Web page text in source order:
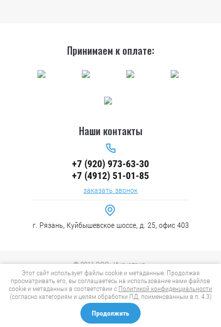
Принимаем к оплате:
Наши контакты
+7 (920) 973-63-30
+7 (4912) 51-01-85
заказать звонок
г. Рязань, Куйбышевское шоссе, д. 25, офис 403
© 2011 ООО «Индустрия»
Политика конфиденциальности
Компания Мегагрупп:разработка интернет-магазинов
Этот сайт использует файлы cookie и метаданные. Продолжая
просматривать его, вы соглашаетесь на использование нами файлов
cookie и метаданных в соответствии с Политикой конфиденциальности
(согласно категориям и целям обработки ПД, поименованным в п. 4.3)
Продолжить